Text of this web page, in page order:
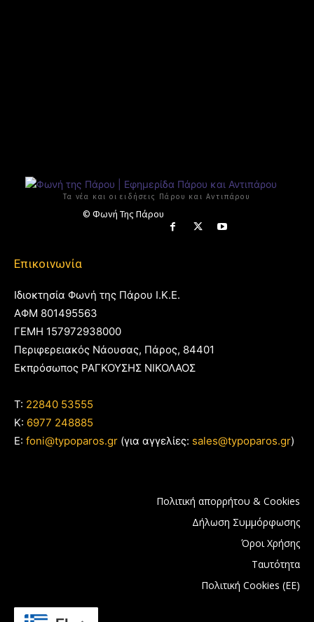
Τα νέα και οι ειδήσεις Πάρου και Αντιπάρου
© Φωνή Της Πάρου
Επικοινωνία
Ιδιοκτησία Φωνή της Πάρου Ι.Κ.Ε.
ΑΦΜ 801495563
ΓΕΜΗ 157972938000
Περιφερειακός Νάουσας, Πάρος, 84401
Εκπρόσωπος ΡΑΓΚΟΥΣΗΣ ΝΙΚΟΛΑΟΣ
T: 22840 53555
Κ: 6977 248885
E: foni@typoparos.gr (για αγγελίες: sales@typoparos.gr)
Πολιτική απορρήτου & Cookies
Δήλωση Συμμόρφωσης
Όροι Χρήσης
Ταυτότητα
Πολιτική Cookies (ΕΕ)